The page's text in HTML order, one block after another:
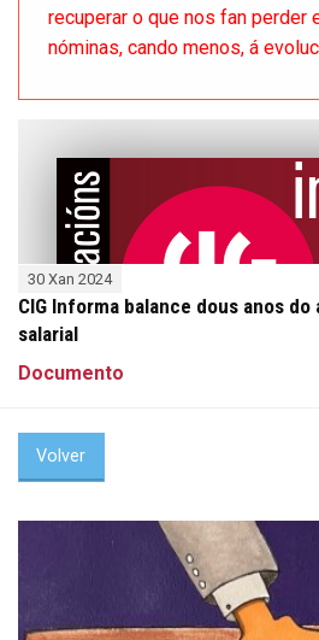
recuperar o que nos fan perder
nóminas, cando menos, á
30 Xan 2024
CIG Informa balance dous anos
salarial
Documento
Volver